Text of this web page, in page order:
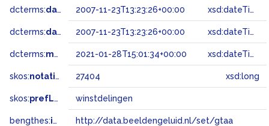
dcterms:dateAccepted 2007-11-23T13:23:26+00:00 xsd:dateTime
dcterms:dateSubmitted 2007-11-23T13:23:26+00:00 xsd:dateTime
dcterms:modified 2021-01-28T15:01:34+00:00 xsd:dateTime
skos:notation 27404 xsd:long
skos:prefLabel winstdelingen
bengthes:inSet http://data.beeldengeluid.nl/set/gtaa